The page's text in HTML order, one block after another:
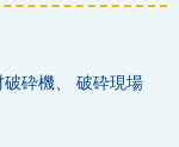
破砕機 破砕現場